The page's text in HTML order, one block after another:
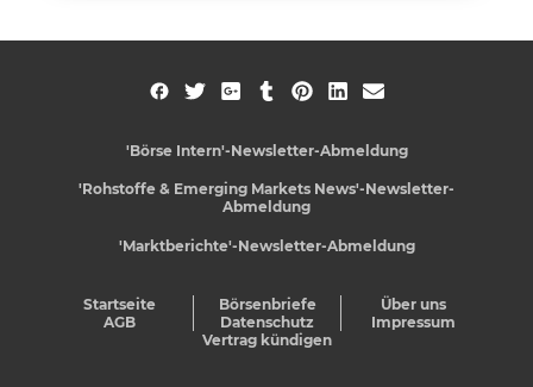
'Börse Intern'-Newsletter-Abmeldung
'Rohstoffe & Emerging Markets News'-Newsletter-
Abmeldung
'Marktberichte'-Newsletter-Abmeldung
Startseite Börsenbriefe
Über uns
AGB
Datenschutz
Impressum
Vertrag kündigen